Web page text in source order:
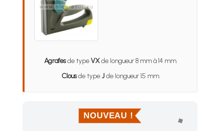
Agrafesde typeVXde longueur 8 mm à 14 mm.
Clousde typeJde longueur 15 mm.
NOUVEAU !